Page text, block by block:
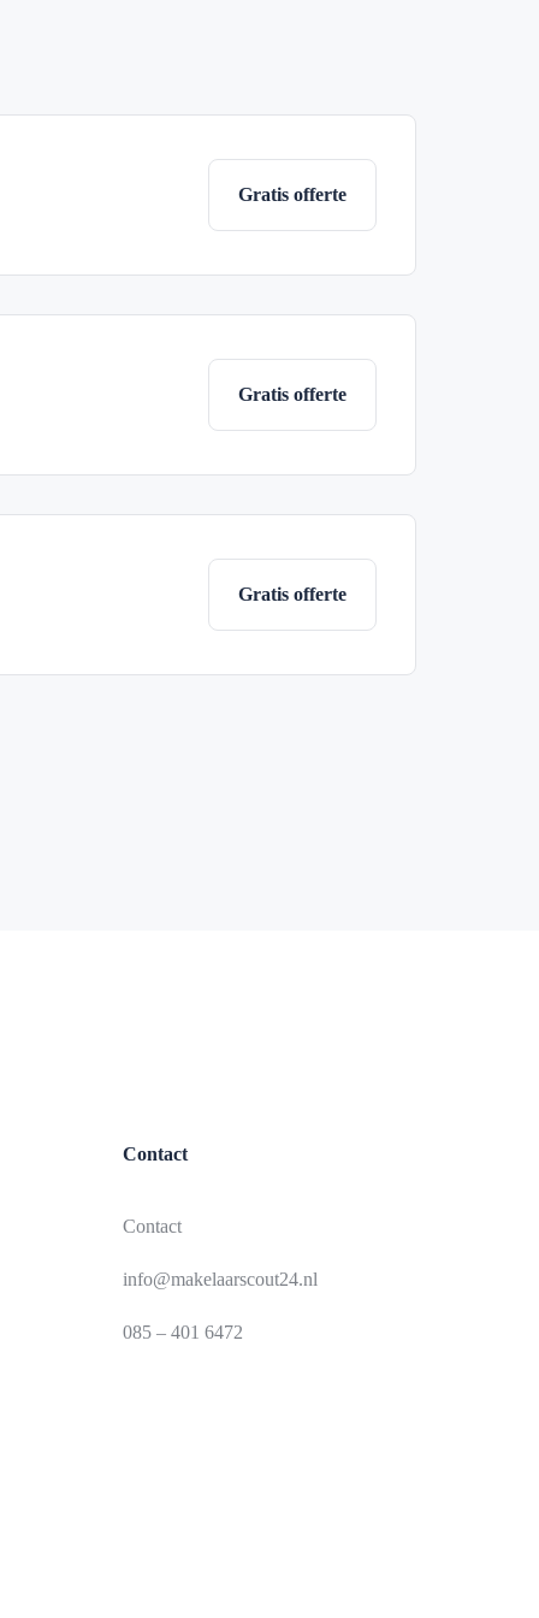
Gratis offerte
Gratis offerte
Gratis offerte
Contact
Contact
info@makelaarscout24.nl
085 – 401 6472